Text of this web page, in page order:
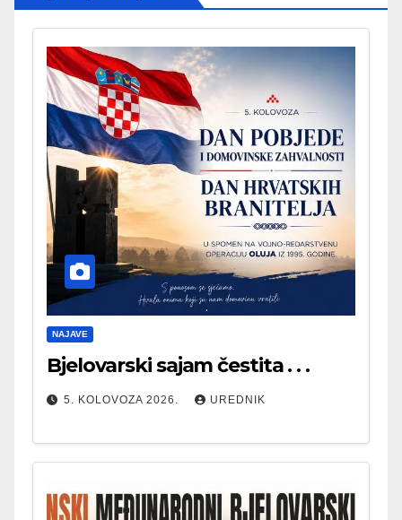
NAJAVE
Bjelovarski sajam čestita . . .
5. KOLOVOZA 2026. UREDNIK